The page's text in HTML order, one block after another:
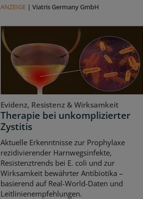
ANZEIGE| Viatris Germany GmbH
Evidenz, Resistenz & Wirksamkeit
Therapie bei unkomplizierter
Zystitis
Aktuelle Erkenntnisse zur Prophylaxe
rezidivierender Harnwegsinfekte,
Resistenztrends bei E. coli und zur
Wirksamkeit bewährter Antibiotika –
basierend auf Real-World-Daten und
Leitlinienempfehlungen.